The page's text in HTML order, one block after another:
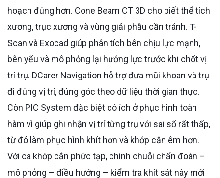
hoạch đúng hơn. Cone Beam CT 3D cho biết thể tích
xương, trục xương và vùng giải phẫu cần tránh. T-
Scan và Exocad giúp phân tích bên chịu lực mạnh,
bên yếu và mô phỏng lại hướng lực trước khi chốt vị
trí trụ. DCarer Navigation hỗ trợ đưa mũi khoan và trụ
đi đúng vị trí, đúng góc theo dữ liệu thời gian thực.
Còn PIC System đặc biệt có ích ở phục hình toàn
hàm vì giúp ghi nhận vị trí từng trụ với sai số rất thấp,
từ đó làm phục hình khít hơn và khớp cắn êm hơn.
Với ca khớp cắn phức tạp, chính chuỗi chẩn đoán –
mô phỏng – điều hướng – kiểm tra khít sát này mới